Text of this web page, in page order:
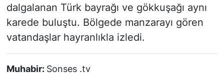
dalgalanan Türk bayrağı ve gökkuşağı aynı
karede buluştu. Bölgede manzarayı gören
vatandaşlar hayranlıkla izledi.
Muhabir: Sonses .tv